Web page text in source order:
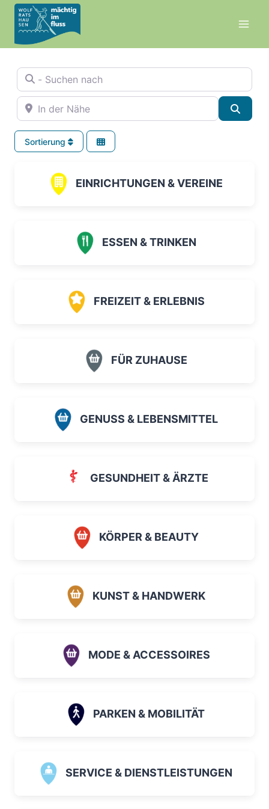
Zum
Inhalt
springen
- Suchen nach
In der Nähe
Sortierung
EINRICHTUNGEN & VEREINE
ESSEN & TRINKEN
FREIZEIT & ERLEBNIS
FÜR ZUHAUSE
GENUSS & LEBENSMITTEL
GESUNDHEIT & ÄRZTE
KÖRPER & BEAUTY
KUNST & HANDWERK
MODE & ACCESSOIRES
PARKEN & MOBILITÄT
SERVICE & DIENSTLEISTUNGEN